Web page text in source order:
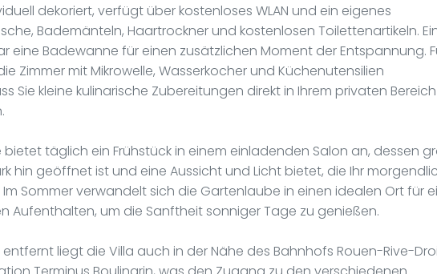
dekoriert, verfügt über kostenloses WLAN und ein eigenes
Bademänteln, Haartrockner und kostenlosen Toilettenartikeln.
eine Badewanne für einen zusätzlichen Moment der Entspannung.
Zimmer mit Mikrowelle, Wasserkocher und Küchenutensilien
Sie kleine kulinarische Zubereitungen direkt in Ihrem privaten Bereich
bietet täglich ein Frühstück in einem einladenden Salon an, dessen
hin geöffnet ist und eine Aussicht und Licht bietet, die Ihr
Im Sommer verwandelt sich die Gartenlaube in einen idealen Ort für
Aufenthalten, um die Sanftheit sonniger Tage zu genießen.
liegt die Villa auch in der Nähe des Bahnhofs Rouen-Rive-